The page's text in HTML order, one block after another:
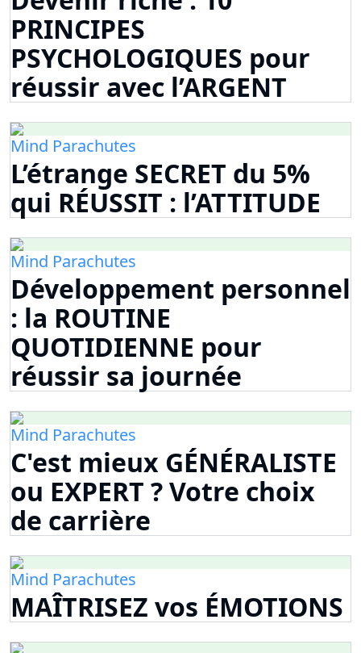
PRINCIPES
PSYCHOLOGIQUES pour
réussir avec l’ARGENT
Mind Parachutes
L’étrange SECRET du 5%
qui RÉUSSIT : l’ATTITUDE
Mind Parachutes
Développement personnel
: la ROUTINE
QUOTIDIENNE pour
réussir sa journée
Mind Parachutes
C'est mieux GÉNÉRALISTE
ou EXPERT ? Votre choix
de carrière
Mind Parachutes
MAÎTRISEZ vos ÉMOTIONS